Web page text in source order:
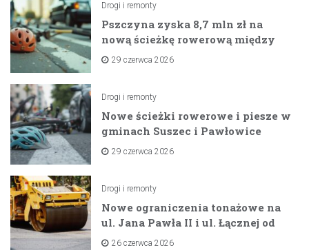
Drogi i remonty
Pszczyna zyska 8,7 mln zł na
nową ścieżkę rowerową między
zaporami
29 czerwca 2026
Drogi i remonty
Nowe ścieżki rowerowe i piesze w
gminach Suszec i Pawłowice
dzięki unijnemu wsparciu
29 czerwca 2026
Drogi i remonty
Nowe ograniczenia tonażowe na
ul. Jana Pawła II i ul. Łącznej od
lipca 2026 roku
26 czerwca 2026